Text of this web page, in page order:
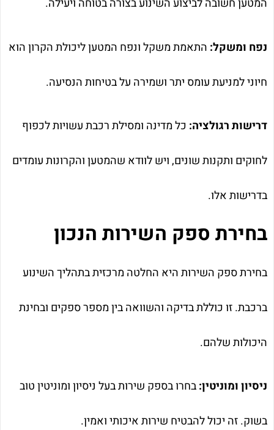
המטען חשובה לביצוע השינוע בצורה בטוחה ויעילה.
נפח ומשקל: התאמת משקל ונפח המטען ליכולת הקרון הוא
חיוני למניעת עומס יתר ושמירה על בטיחות הנסיעה.
דרישות רגולציה: כל מדינה ומסילת רכבת עשויות לכפוף
לחוקים ותקנות שונים, ויש לוודא שהמטען והקרונות עומדים
בדרישות אלו.
בחירת ספק השירות הנכון
בחירת ספק השירות היא החלטה מרכזית בתהליך השינוע
ברכבת. זו כוללת בדיקה והשוואה בין מספר ספקים ובחינת
היכולות שלהם.
ניסיון ומוניטין:בחרו בספק שירות בעל ניסיון ומוניטין טוב
בשוק. זה יכול להבטיח שירות איכותי ואמין.